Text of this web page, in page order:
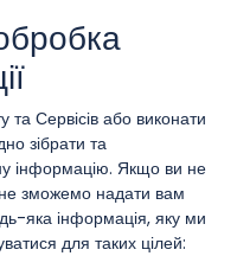
Сервісів або виконати
зібрати та
інформацію. Якщо ви не
зможемо надати вам
яка інформація, яку ми
для таких цілей: